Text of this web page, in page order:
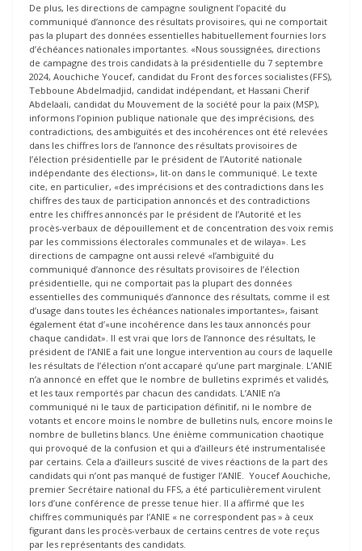
De plus, les directions de campagne soulignent l’opacité du
communiqué d’annonce des résultats provisoires, qui ne comportait
pas la plupart des données essentielles habituellement fournies lors
d’échéances nationales importantes. «Nous soussignées, directions
de campagne des trois candidats à la présidentielle du 7 septembre
2024, Aouchiche Youcef, candidat du Front des forces socialistes (FFS),
Tebboune Abdelmadjid, candidat indépendant, et Hassani Cherif
Abdelaali, candidat du Mouvement de la société pour la paix (MSP),
informons l’opinion publique nationale que des imprécisions, des
contradictions, des ambiguïtés et des incohérences ont été relevées
dans les chiffres lors de l’annonce des résultats provisoires de
l’élection présidentielle par le président de l’Autorité nationale
indépendante des élections», lit-on dans le communiqué. Le texte
cite, en particulier, «des imprécisions et des contradictions dans les
chiffres des taux de participation annoncés et des contradictions
entre les chiffres annoncés par le président de l’Autorité et les
procès-verbaux de dépouillement et de concentration des voix remis
par les commissions électorales communales et de wilaya». Les
directions de campagne ont aussi relevé «l’ambiguïté du
communiqué d’annonce des résultats provisoires de l’élection
présidentielle, qui ne comportait pas la plupart des données
essentielles des communiqués d’annonce des résultats, comme il est
d’usage dans toutes les échéances nationales importantes», faisant
également état d’«une incohérence dans les taux annoncés pour
chaque candidat». Il est vrai que lors de l’annonce des résultats, le
président de l’ANIE a fait une longue intervention au cours de laquelle
les résultats de l’élection n’ont accaparé qu’une part marginale. L’ANIE
n’a annoncé en effet que le nombre de bulletins exprimés et validés,
et les taux remportés par chacun des candidats. L’ANIE n’a
communiqué ni le taux de participation définitif, ni le nombre de
votants et encore moins le nombre de bulletins nuls, encore moins le
nombre de bulletins blancs. Une énième communication chaotique
qui provoqué de la confusion et qui a d’ailleurs été instrumentalisée
par certains. Cela a d’ailleurs suscité de vives réactions de la part des
candidats qui n’ont pas manqué de fustiger l’ANIE. Youcef Aouchiche,
premier Secrétaire national du FFS, a été particulièrement virulent
lors d’une conférence de presse tenue hier. Il a affirmé que les
chiffres communiqués par l’ANIE « ne correspondent pas » à ceux
figurant dans les procès-verbaux de certains centres de vote reçus
par les représentants des candidats.